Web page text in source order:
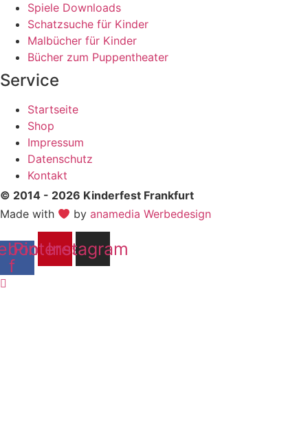
Spiele Downloads
Schatzsuche für Kinder
Malbücher für Kinder
Bücher zum Puppentheater
Service
Startseite
Shop
Impressum
Datenschutz
Kontakt
© 2014 - 2026 Kinderfest Frankfurt
Made with
byanamedia Werbedesign
f
Pinterest
Instagram